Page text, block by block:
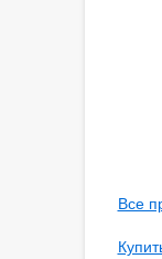
Все